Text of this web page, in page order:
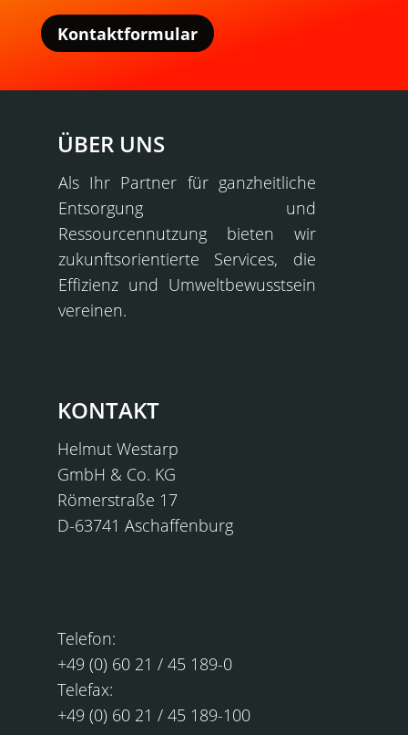
Kontaktformular
ÜBER UNS
Als Ihr Partner für ganzheitliche
Entsorgung und
Ressourcennutzung bieten wir
zukunftsorientierte Services, die
Effizienz und Umweltbewusstsein
vereinen.
KONTAKT
Helmut Westarp
GmbH & Co. KG
Römerstraße 17
D-63741 Aschaffenburg
Telefon:
+49 (0) 60 21 / 45 189-0
Telefax:
+49 (0) 60 21 / 45 189-100